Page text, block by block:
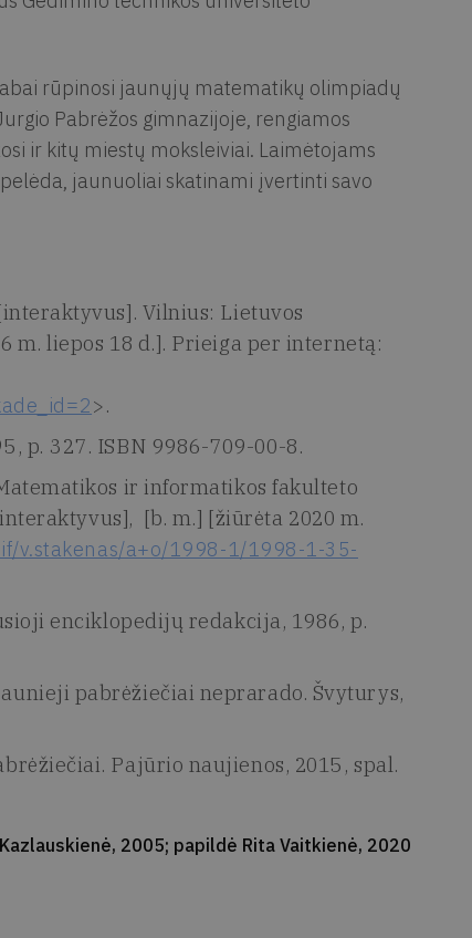
rūpinosi jaunųjų matematikų olimpiadų
Pabrėžos gimnazijoje, rengiamos
ir kitų miestų moksleiviai. Laimėtojams
jaunuoliai skatinami įvertinti savo
Vilnius: Lietuvos
m. liepos 18 d.]. Prieiga per internetą:
>.
p. 327. ISBN 9986-709-00-8.
ir informatikos fakulteto
[b. m.] [žiūrėta 2020 m.
v.stakenas/a+o/1998-1/1998-1-35-
enciklopedijų redakcija, 1986, p.
pabrėžiečiai neprarado. Švyturys,
Pajūrio naujienos, 2015, spal.
2005; papildė Rita Vaitkienė, 2020